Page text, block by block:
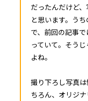
だったんだけど
と思います。う
で、前回の記事
っていて。そう
よね。
撮り下ろし写真
ちろん、オリジ